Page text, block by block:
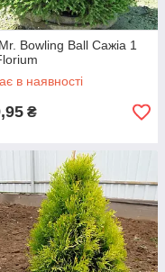
Bowling Ball Сажіа 1
в наявності
₴